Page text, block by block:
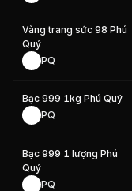
Vàng trang sức 98 Phú
Quý
PQ
Bạc 999 1kg Phú Quý
PQ
Bạc 999 1 lượng Phú
Quý
PQ